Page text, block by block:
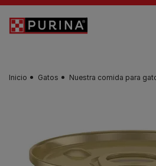
Skip to main content
Inicio Gatos Nuestra comida para